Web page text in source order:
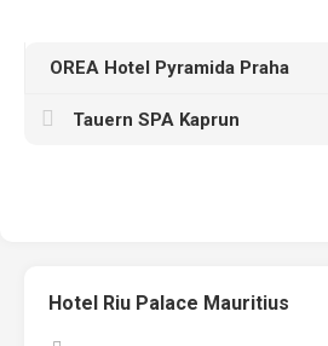
OREA Hotel Pyramida Praha
Tauern SPA Kaprun
Hotel Riu Palace Mauritius